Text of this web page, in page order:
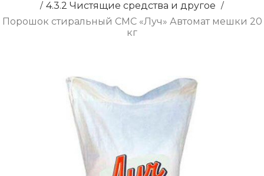
/ 4.3.2 Чистящие средства и другое /
Порошок стиральный СМС «Луч» Автомат мешки 20
кг